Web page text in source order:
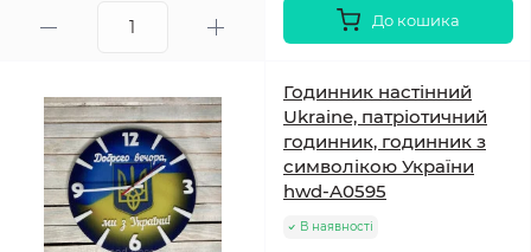
До кошика
Годинник настінний
Ukraine, патріотичний
годинник, годинник з
символікою України
hwd-A0595
В наявності